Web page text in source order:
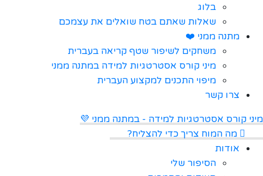
בלוג
שאלות שאתם בטח שואלים את עצמכם
מתנה ממני ❤️
משחקים לשיפור שטף קריאה בעברית
מיני קורס אסטרטגיות למידה במתנה ממני
מיפוי התכנים למקצוע העברית
צרו קשר
מיני קורס אסטרטגיות למידה - במתנה ממני 💜
מה המוח צריך כדי להצליח?
אודות
הסיפור שלי